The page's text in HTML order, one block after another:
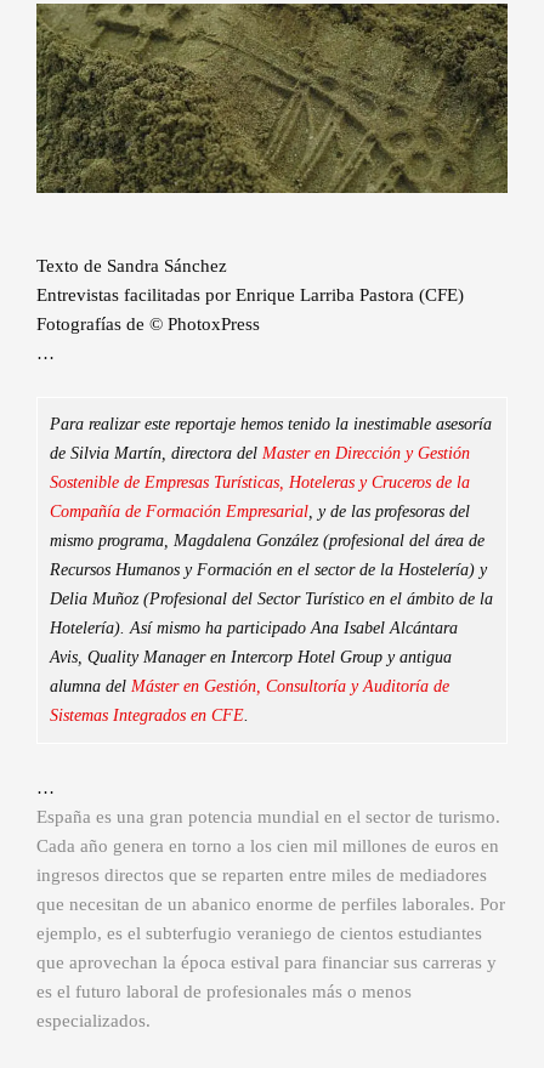
Texto de Sandra Sánchez
Entrevistas facilitadas por Enrique Larriba Pastora (CFE)
Fotografías de © PhotoxPress
…
Para realizar este reportaje hemos tenido la inestimable asesoría
de Silvia Martín, directora del Master en Dirección y Gestión
Sostenible de Empresas Turísticas, Hoteleras y Cruceros de la
Compañía de Formación Empresarial, y de las profesoras del
mismo programa, Magdalena González (profesional del área de
Recursos Humanos y Formación en el sector de la Hostelería) y
Delia Muñoz (Profesional del Sector Turístico en el ámbito de la
Hotelería). Así mismo ha participado Ana Isabel Alcántara
Avis, Quality Manager en Intercorp Hotel Group y antigua
alumna del Máster en Gestión, Consultoría y Auditoría de
Sistemas Integrados en CFE.
…
España es una gran potencia mundial en el sector de turismo.
Cada año genera en torno a los cien mil millones de euros en
ingresos directos que se reparten entre miles de mediadores
que necesitan de un abanico enorme de perfiles laborales. Por
ejemplo, es el subterfugio veraniego de cientos estudiantes
que aprovechan la época estival para financiar sus carreras y
es el futuro laboral de profesionales más o menos
especializados.